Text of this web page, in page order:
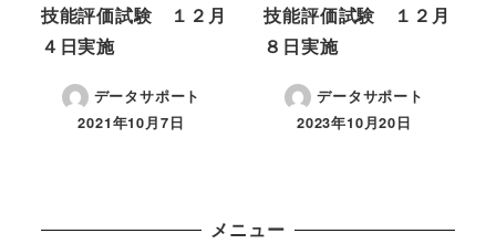
技能評価試験 １２月
４日実施
データサポート
2021年10月7日
技能評価試験 １２月
８日実施
データサポート
2023年10月20日
メニュー